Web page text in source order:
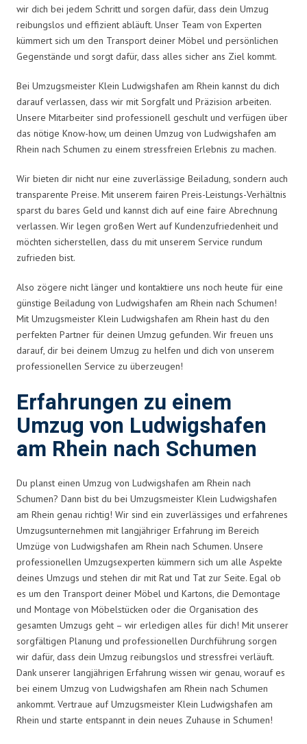
wir dich bei jedem Schritt und sorgen dafür, dass dein Umzug
reibungslos und effizient abläuft. Unser Team von Experten
kümmert sich um den Transport deiner Möbel und persönlichen
Gegenstände und sorgt dafür, dass alles sicher ans Ziel kommt.
Bei Umzugsmeister Klein Ludwigshafen am Rhein kannst du dich
darauf verlassen, dass wir mit Sorgfalt und Präzision arbeiten.
Unsere Mitarbeiter sind professionell geschult und verfügen über
das nötige Know-how, um deinen Umzug von Ludwigshafen am
Rhein nach Schumen zu einem stressfreien Erlebnis zu machen.
Wir bieten dir nicht nur eine zuverlässige Beiladung, sondern auch
transparente Preise. Mit unserem fairen Preis-Leistungs-Verhältnis
sparst du bares Geld und kannst dich auf eine faire Abrechnung
verlassen. Wir legen großen Wert auf Kundenzufriedenheit und
möchten sicherstellen, dass du mit unserem Service rundum
zufrieden bist.
Also zögere nicht länger und kontaktiere uns noch heute für eine
günstige Beiladung von Ludwigshafen am Rhein nach Schumen!
Mit Umzugsmeister Klein Ludwigshafen am Rhein hast du den
perfekten Partner für deinen Umzug gefunden. Wir freuen uns
darauf, dir bei deinem Umzug zu helfen und dich von unserem
professionellen Service zu überzeugen!
Erfahrungen zu einem
Umzug von Ludwigshafen
am Rhein nach Schumen
Du planst einen Umzug von Ludwigshafen am Rhein nach
Schumen? Dann bist du bei Umzugsmeister Klein Ludwigshafen
am Rhein genau richtig! Wir sind ein zuverlässiges und erfahrenes
Umzugsunternehmen mit langjähriger Erfahrung im Bereich
Umzüge von Ludwigshafen am Rhein nach Schumen. Unsere
professionellen Umzugsexperten kümmern sich um alle Aspekte
deines Umzugs und stehen dir mit Rat und Tat zur Seite. Egal ob
es um den Transport deiner Möbel und Kartons, die Demontage
und Montage von Möbelstücken oder die Organisation des
gesamten Umzugs geht – wir erledigen alles für dich! Mit unserer
sorgfältigen Planung und professionellen Durchführung sorgen
wir dafür, dass dein Umzug reibungslos und stressfrei verläuft.
Dank unserer langjährigen Erfahrung wissen wir genau, worauf es
bei einem Umzug von Ludwigshafen am Rhein nach Schumen
ankommt. Vertraue auf Umzugsmeister Klein Ludwigshafen am
Rhein und starte entspannt in dein neues Zuhause in Schumen!